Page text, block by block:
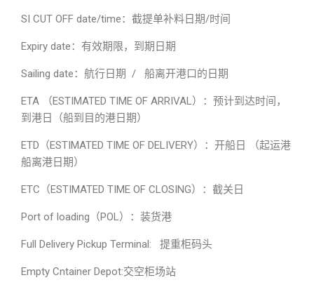
SI CUT OFF date/time：截提单补料日期/时间
Expiry date：有效期限，到期日期
Sailing date：航行日期 / 船离开港口的日期
ETA （ESTIMATED TIME OF ARRIVAL）：预计到达时间，
到港日（船到目的港日期）
ETD（ESTIMATED TIME OF DELIVERY）：开船日 （起运港
船离港日期）
ETC（ESTIMATED TIME OF CLOSING）：截关日
Port of loading（POL）：装货港
Full Delivery Pickup Terminal: 提重柜码头
Empty Cntainer Depot:交空柜场站